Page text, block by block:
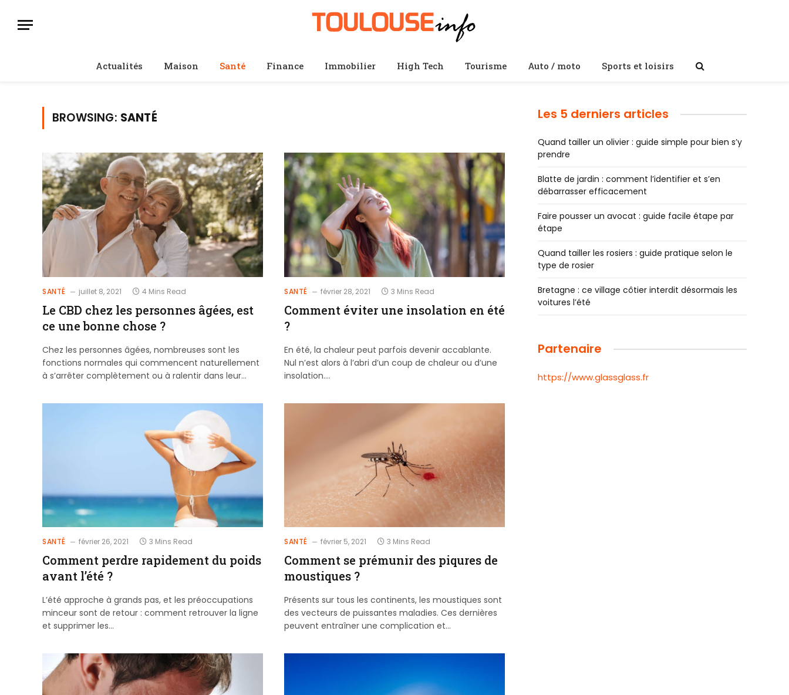
Actualités Maison Santé Finance Immobilier High Tech Tourisme Auto / moto Sports et loisirs
BROWSING: SANTÉ
SANTÉ juillet 8, 2021 4 Mins Read
Le CBD chez les personnes âgées, est
ce une bonne chose ?
Chez les personnes âgées, nombreuses sont les
fonctions normales qui commencent naturellement
à s’arrêter complètement ou à ralentir dans leur…
SANTÉ février 28, 2021 3 Mins Read
Comment éviter une insolation en été
?
En été, la chaleur peut parfois devenir accablante.
Nul n’est alors à l’abri d’un coup de chaleur ou d’une
insolation.…
SANTÉ février 26, 2021 3 Mins Read
Comment perdre rapidement du poids
avant l’été ?
L’été approche à grands pas, et les préoccupations
minceur sont de retour : comment retrouver la ligne
et supprimer les…
SANTÉ février 5, 2021 3 Mins Read
Comment se prémunir des piqures de
moustiques ?
Présents sur tous les continents, les moustiques sont
des vecteurs de puissantes maladies. Ces dernières
peuvent entraîner une complication et…
Les 5 derniers articles
Quand tailler un olivier : guide simple pour bien s’y
prendre
Blatte de jardin : comment l’identifier et s’en
débarrasser efficacement
Faire pousser un avocat : guide facile étape par
étape
Quand tailler les rosiers : guide pratique selon le
type de rosier
Bretagne : ce village côtier interdit désormais les
voitures l’été
Partenaire
https://www.glassglass.fr